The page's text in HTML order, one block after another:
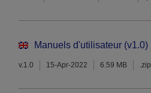
Manuels d'utilisateur (v1.0)
v.1.0 15-Apr-2022 6.59 MB .zip